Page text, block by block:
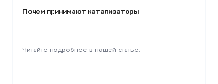
Почем принимают катализаторы
Читайте подробнее в нашей статье.